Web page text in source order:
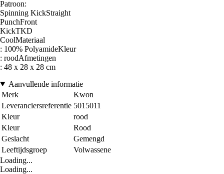
Patroon:
Spinning KickStraight
PunchFront
KickTKD
CoolMateriaal
: 100% PolyamideKleur
: roodAfmetingen
: 48 x 28 x 28 cm
Aanvullende informatie
Merk
Kwon
Leveranciersreferentie 5015011
Kleur
rood
Kleur
Rood
Geslacht
Gemengd
Leeftijdsgroep
Volwassene
Loading...
Loading...